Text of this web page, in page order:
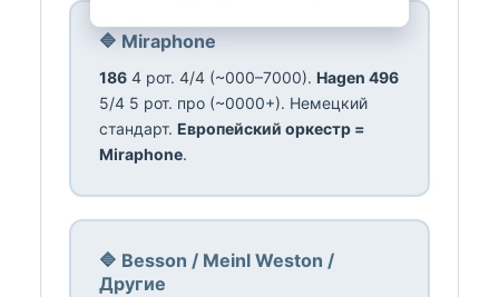
🔷 Miraphone
186 4 рот. 4/4 (~000–7000). Hagen 496
5/4 5 рот. про (~0000+). Немецкий
стандарт. Европейский оркестр =
Miraphone.
🔷 Besson / Meinl Weston /
Другие